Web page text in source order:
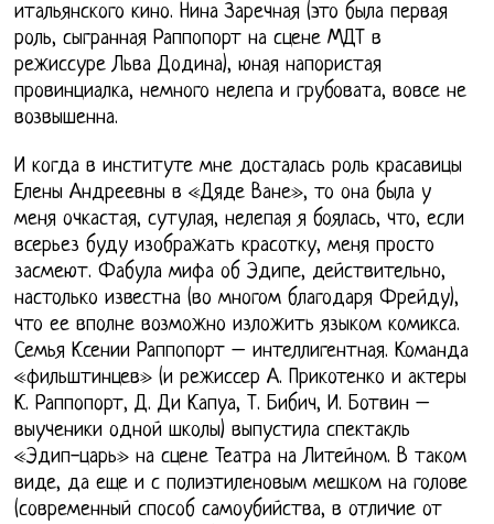
итальянского кино. Нина Заречная (это была первая
роль, сыгранная Раппопорт на сцене МДТ в
режиссуре Льва Додина), юная напористая
провинциалка, немного нелепа и грубовата, вовсе не
возвышенна.
И когда в институте мне досталась роль красавицы
Елены Андреевны в «Дяде Ване», то она была у
меня очкастая, сутулая, нелепая я боялась, что, если
всерьез буду изображать красотку, меня просто
засмеют. Фабула мифа об Эдипе, действительно,
настолько известна (во многом благодаря Фрейду),
что ее вполне возможно изложить языком комикса.
Семья Ксении Раппопорт – интеллигентная. Команда
«фильштинцев» (и режиссер А. Прикотенко и актеры
К. Раппопорт, Д. Ди Капуа, Т. Бибич, И. Ботвин –
выученики одной школы) выпустила спектакль
«Эдип-царь» на сцене Театра на Литейном. В таком
виде, да еще и с полиэтиленовым мешком на голове
(современный способ самоубийства, в отличие от